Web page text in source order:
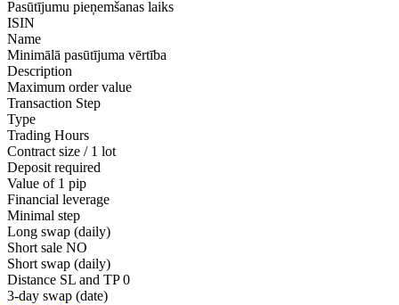
Pasūtījumu pieņemšanas laiks
ISIN
Name
Minimālā pasūtījuma vērtība
Description
Maximum order value
Transaction Step
Type
Trading Hours
Contract size / 1 lot
Deposit required
Value of 1 pip
Financial leverage
Minimal step
Long swap (daily)
Short sale NO
Short swap (daily)
Distance SL and TP 0
3-day swap (date)